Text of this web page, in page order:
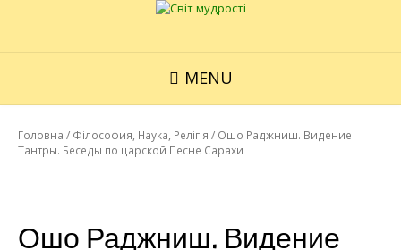
MENU
Головна / Філософия, Наука, Релігія / Ошо Раджниш. Видение
Тантры. Беседы по царской Песне Сарахи
Ошо Раджниш. Видение